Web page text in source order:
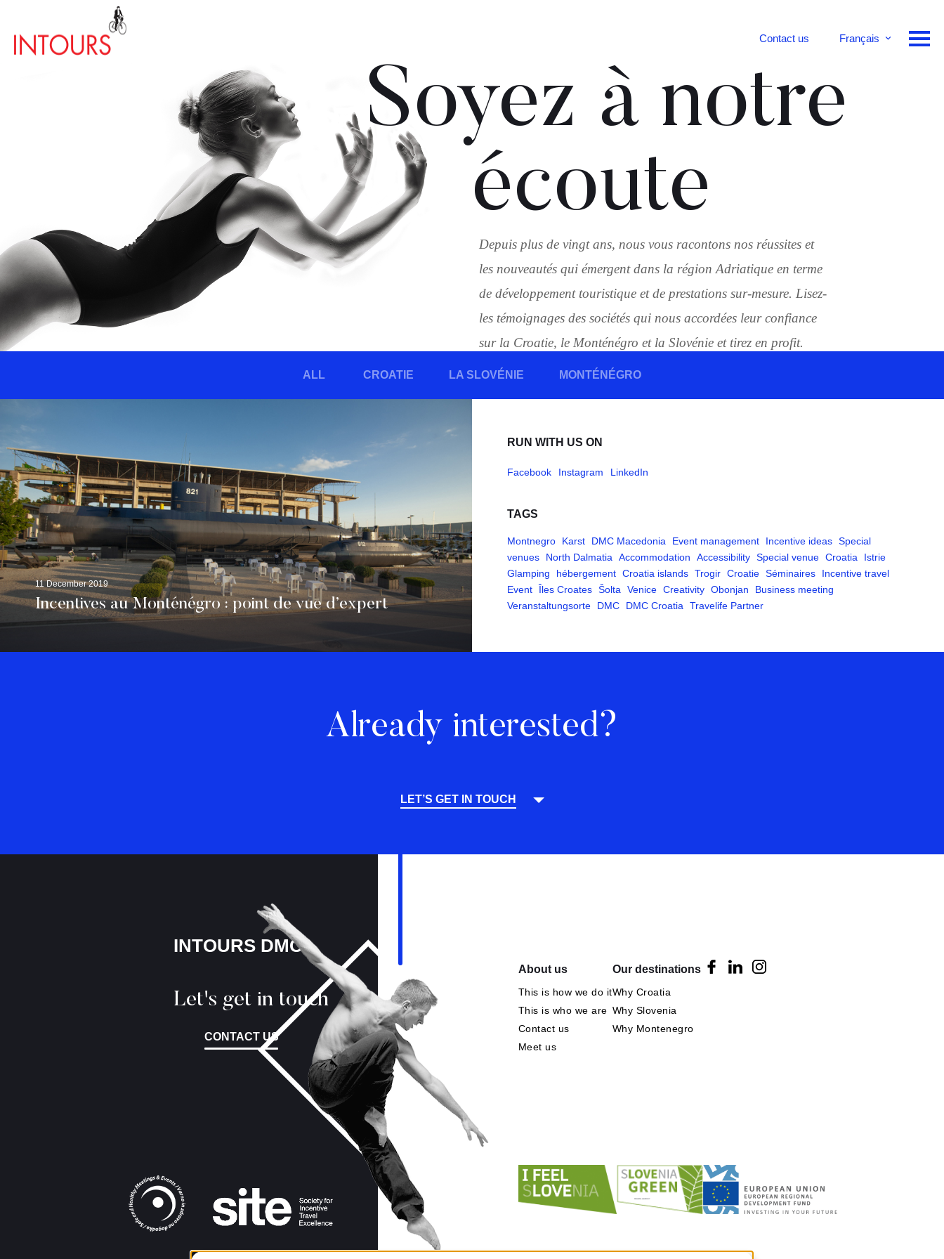
Contact us
Français
Soyez à notre
écoute
Depuis plus de vingt ans, nous vous racontons nos réussites et
les nouveautés qui émergent dans la région Adriatique en terme
de développement touristique et de prestations sur-mesure. Lisez-
les témoignages des sociétés qui nous accordées leur confiance
sur la Croatie, le Monténégro et la Slovénie et tirez en profit.
ALL CROATIE LA SLOVÉNIE MONTÉNÉGRO
11 December 2019
Incentives au Monténégro : point de vue d’expert
RUN WITH US ON
Facebook Instagram LinkedIn
TAGS
Montnegro Karst DMC Macedonia Event management Incentive ideas Special
venues
North Dalmatia Accommodation Accessibility Special venue Croatia
Istrie
Glamping
hébergement Croatia islands Trogir Croatie Séminaires
Incentive travel
Event
Îles Croates Šolta Venice Creativity Obonjan
Business meeting
Veranstaltungsorte
DMC DMC Croatia Travelife Partner
Already interested?
LET’S GET IN TOUCH
INTOURS DMC
Let's get in touch
CONTACT US
About us
This is how we do it
This is who we are
Contact us
Meet us
Our destinations
Why Croatia
Why Slovenia
Why Montenegro